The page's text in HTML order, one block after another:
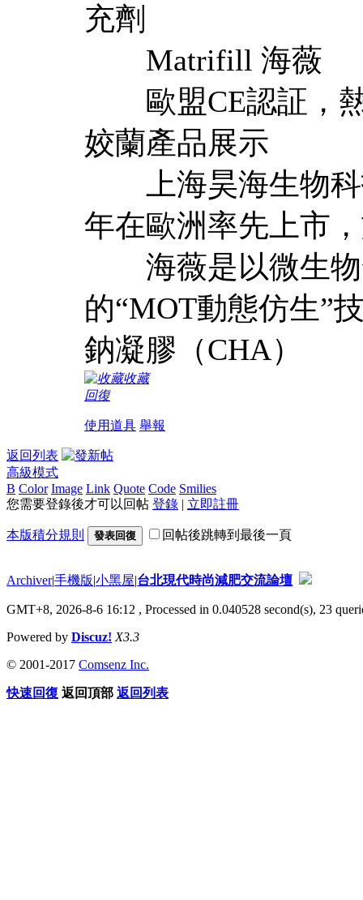
充劑
Matrifill 海薇
歐盟CE認証，
姣蘭產品展示
上海昊海生物科
年在歐洲率先上市
海薇是以微生物
的“MOT動態仿生”
鈉凝膠（CHA）
收藏
回復
使用道具 舉報
返回列表
高級模式
B Color Image Link Quote Code Smilies
您需要登錄後才可以回帖 登錄 | 立即註冊
本版積分規則 發表回復 回帖後跳轉到最後一頁
Archiver|手機版|小黑屋|台北現代時尚減肥交流論壇
GMT+8, 2026-8-6 16:12 , Processed in 0.040528 second(s), 23
Powered by Discuz! X3.3
© 2001-2017 Comsenz Inc.
快速回復 返回頂部 返回列表